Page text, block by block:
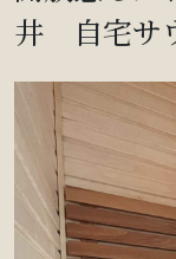
井 自宅サ